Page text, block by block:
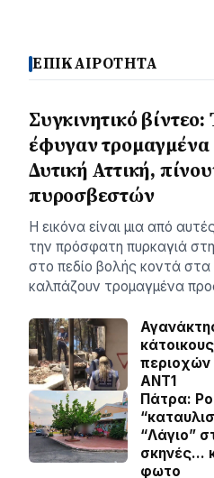
ΕΠΙΚΑΙΡΟΤΗΤΑ
Συγκινητικό
έφυγαν
Δυτική Αττική,
πυροσβεστών
Η εικόνα είναι μια από
την πρόσφατη πυρκαγιά
στο πεδίο βολής κοντά
καλπάζουν τρομαγμένα
περιοχών
ΑΝΤ1
Πάτρα:
“Λάγιο”
σκηνές…
φωτο